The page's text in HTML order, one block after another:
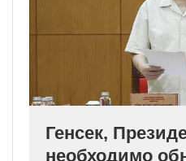
Генсек,
необходимо